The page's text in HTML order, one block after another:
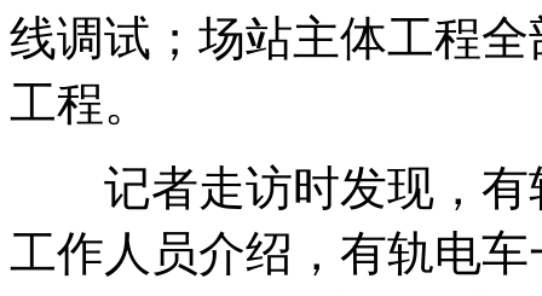
线调试；场站主体工程
工程。
记者走访时发现，有
工作人员介绍，有轨电